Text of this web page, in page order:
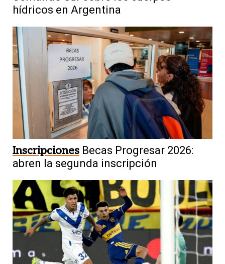
hídricos en Argentina
Inscripciones Becas Progresar 2026:
abren la segunda inscripción